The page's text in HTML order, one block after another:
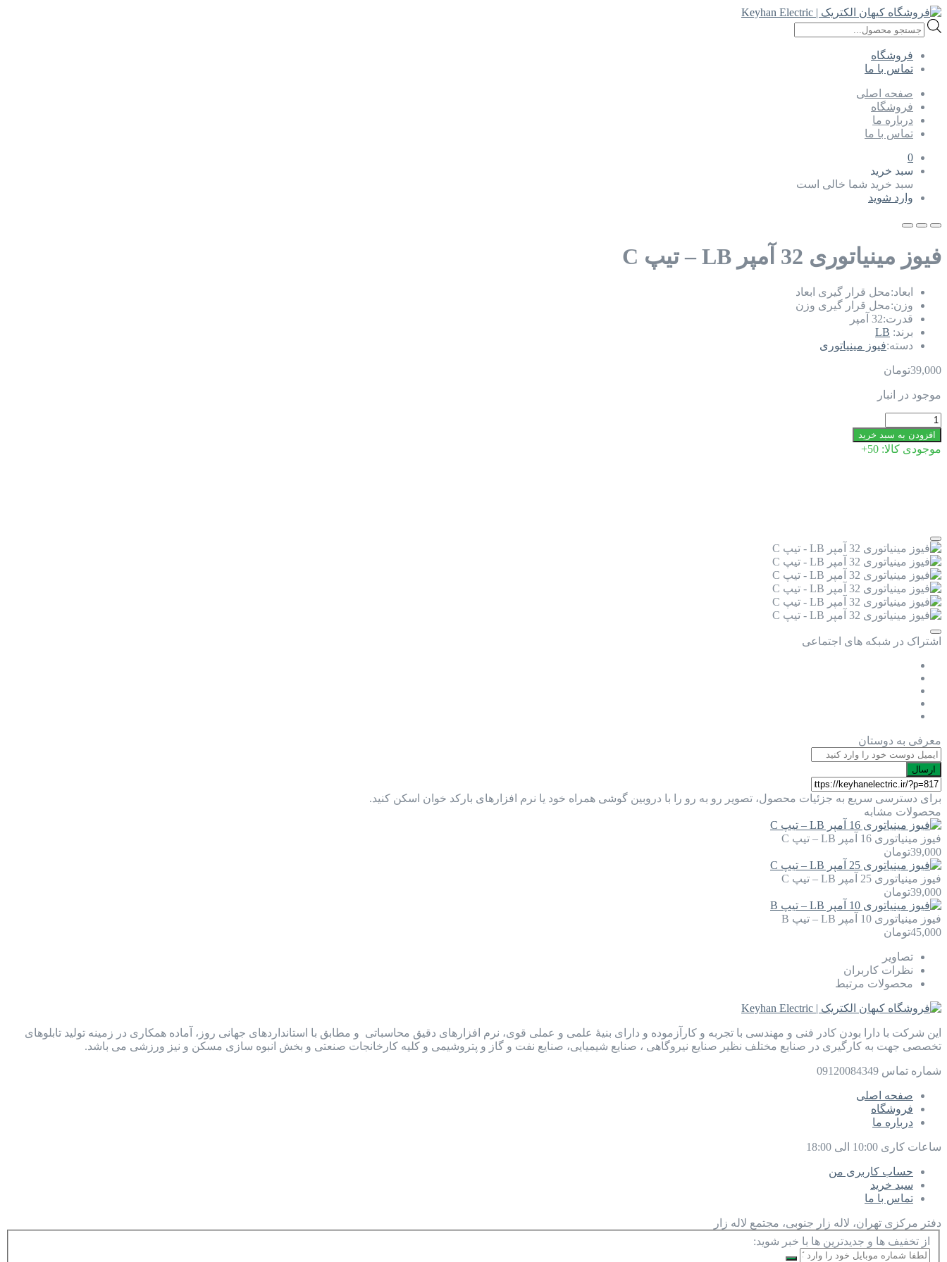
Products
search
فروشگاه
تماس با ما
صفحه اصلی
فروشگاه
درباره ما
تماس با ما
0
سبد خرید
سبد خرید شما خالی است
وارد شوید
فیوز مینیاتوری 32 آمپر LB – تیپ C
ابعاد:محل قرار گیری ابعاد
وزن:محل قرار گیری وزن
قدرت:32 آمپر
برند: LB
دسته:فیوز مینیاتوری
39,000تومان
موجود در انبار
فیوز
مینیاتوری
32
آمپر
افزودن به سبد خرید
موجودی کالا: 50+
اشتراک در شبکه های اجتماعی
معرفی به دوستان
ارسال
برای دسترسی سریع به جزئیات محصول، تصویر رو به رو را با دروبین گوشی همراه خود یا نرم افزارهای بارکد خوان اسکن کنید.
محصولات مشابه
فیوز مینیاتوری 16 آمپر LB – تیپ C
39,000تومان
فیوز مینیاتوری 25 آمپر LB – تیپ C
39,000تومان
فیوز مینیاتوری 10 آمپر LB – تیپ B
45,000تومان
تصاویر
نظرات کاربران
محصولات مرتبط
این شرکت با دارا بودن کادر فنی و مهندسی با تجربه و کارآزموده و دارای بنیۀ علمی و عملی قوی، نرم افزارهای دقیق محاسباتی و مطابق با استانداردهای جهانی روز، آماده همکاری در زمینه تولید تابلوهای
تخصصی جهت به کارگیری در صنایع مختلف نظیر صنایع نیروگاهی ، صنایع شیمیایی، صنایع نفت و گاز و پتروشیمی و کلیه کارخانجات صنعتی و بخش انبوه سازی مسکن و نیز ورزشی می باشد.
شماره تماس 09120084349
صفحه اصلی
فروشگاه
درباره ما
ساعات کاری 10:00 الی 18:00
حساب کاربری من
سبد خرید
تماس با ما
دفتر مرکزی تهران، لاله زار جنوبی، مجتمع لاله زار
از تخفیف ها و جدیدترین ها با خبر شوید: